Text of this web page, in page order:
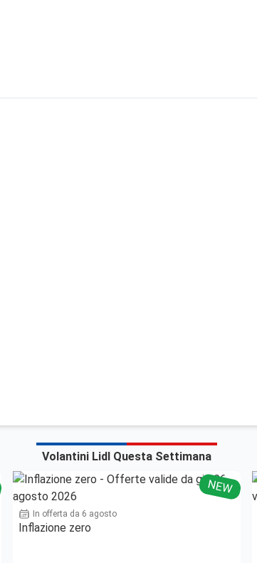
Volantini Lidl Questa Settimana
NEW
In offerta da 6 agosto
Inflazione zero